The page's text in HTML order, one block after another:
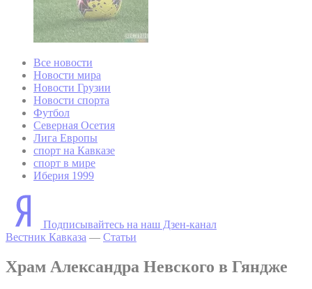
Все новости
Новости мира
Новости Грузии
Новости спорта
Футбол
Северная Осетия
Лига Европы
спорт на Кавказе
спорт в мире
Иберия 1999
Подписывайтесь на наш Дзен-канал
Вестник Кавказа — Статьи
Храм Александра Невского в Гяндже